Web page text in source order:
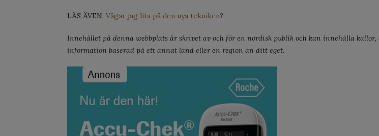
LÄS ÄVEN: Vågar jag lita på den nya tekniken?
Innehållet på denna webbplats är skrivet av och för en nordisk publik och kan innehålla
information baserad på ett annat land eller en region än ditt eget.